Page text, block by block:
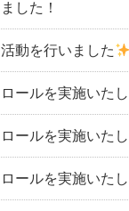
した！
動を行いました
ールを実施いた
ールを実施いた
ールを実施いた